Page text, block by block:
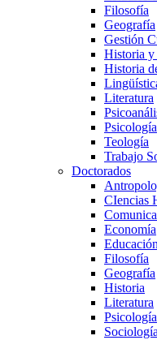
Filosofía
Geografía
Gestión
Historia y
Historia
Literatura
Psicología
Teología
Trabajo
Doctorados
CIencias
Economía
Educación
Filosofía
Geografía
Historia
Literatura
Psicología
Sociología